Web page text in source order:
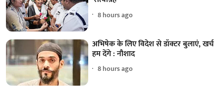
8 hours ago
अभिषेक के लिए विदेश से डॉक्टर बुलाएं, खर्च
हम देंगे : नौशाद
8 hours ago